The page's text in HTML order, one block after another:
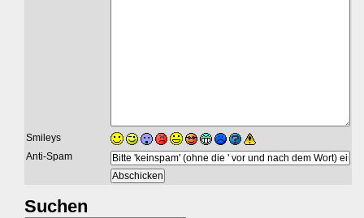
Smileys
Anti-Spam
Suchen